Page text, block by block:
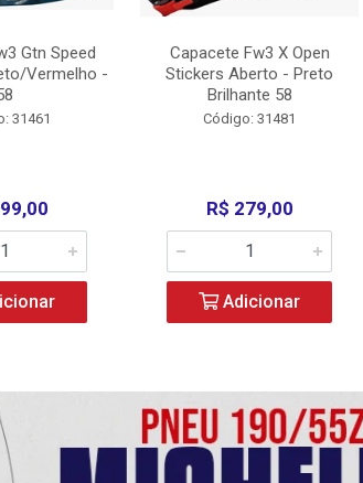
Gtn Speed
Vermelho -
31461
Capacete Fw3 X Open
Stickers Aberto - Preto
Brilhante 58
Código: 31481
R$ 279,00
Adicionar